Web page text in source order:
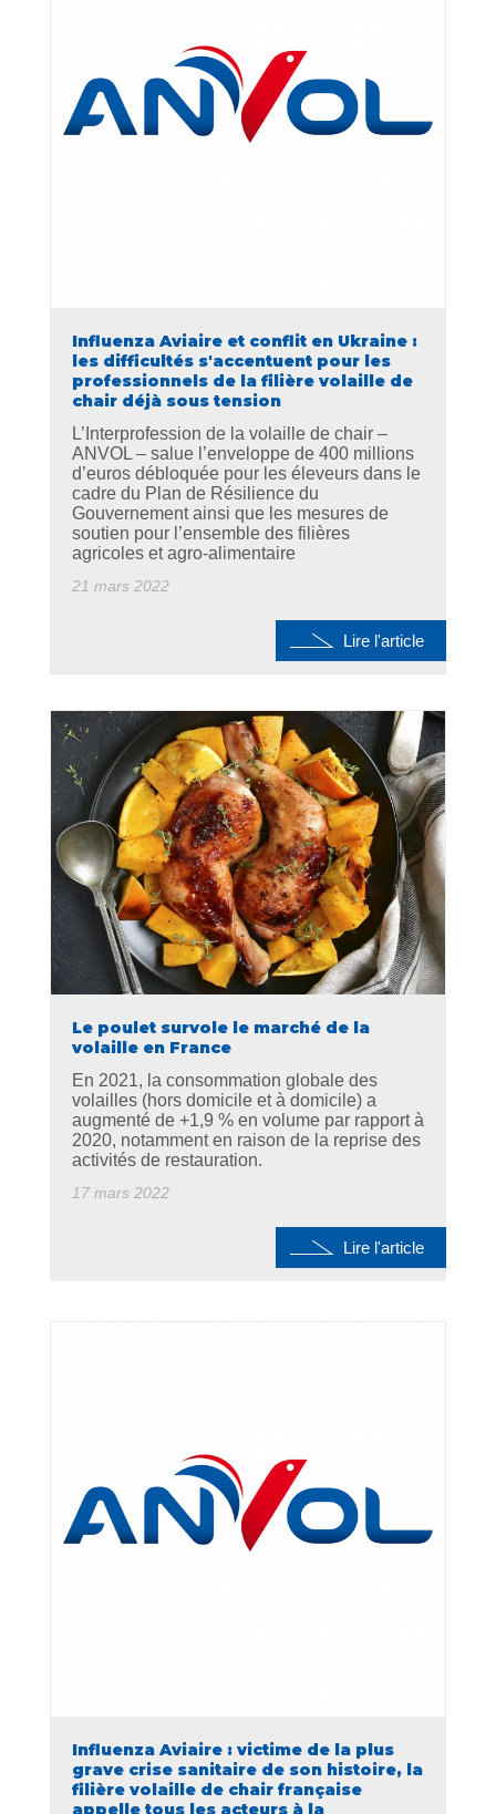
Influenza Aviaire et conflit en Ukraine :
les difficultés s'accentuent pour les
professionnels de la filière volaille de
chair déjà sous tension
L’Interprofession de la volaille de chair –
ANVOL – salue l’enveloppe de 400 millions
d’euros débloquée pour les éleveurs dans le
cadre du Plan de Résilience du
Gouvernement ainsi que les mesures de
soutien pour l’ensemble des filières
agricoles et agro-alimentaire
21 mars 2022
Lire l'article
Le poulet survole le marché de la
volaille en France
En 2021, la consommation globale des
volailles (hors domicile et à domicile) a
augmenté de +1,9 % en volume par rapport à
2020, notamment en raison de la reprise des
activités de restauration.
17 mars 2022
Lire l'article
Influenza Aviaire : victime de la plus
grave crise sanitaire de son histoire, la
filière volaille de chair française
appelle tous les acteurs à la